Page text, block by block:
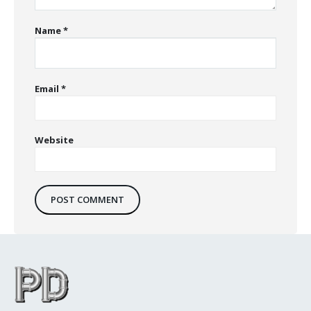
Name*
Email *
Website